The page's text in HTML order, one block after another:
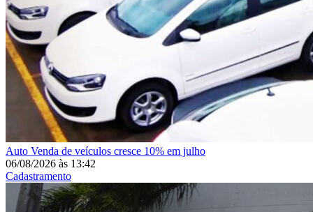
Auto Venda de veículos cresce 10% em julho
06/08/2026 às 13:42
Cadastramento